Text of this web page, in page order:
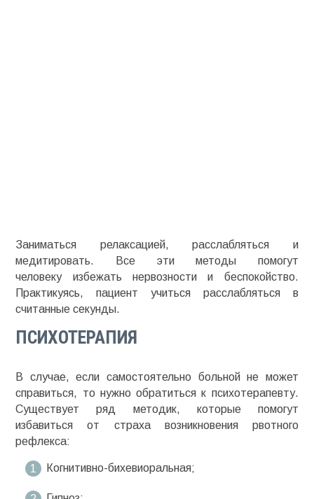
Заниматься релаксацией, расслабляться и
медитировать. Все эти методы помогут
человеку избежать нервозности и беспокойство.
Практикуясь, пациент учиться расслабляться в
считанные секунды.
ПСИХОТЕРАПИЯ
В случае, если самостоятельно больной не может
справиться, то нужно обратиться к психотерапевту.
Существует ряд методик, которые помогут
избавиться от страха возникновения рвотного
рефлекса:
Когнитивно-бихевиоральная;